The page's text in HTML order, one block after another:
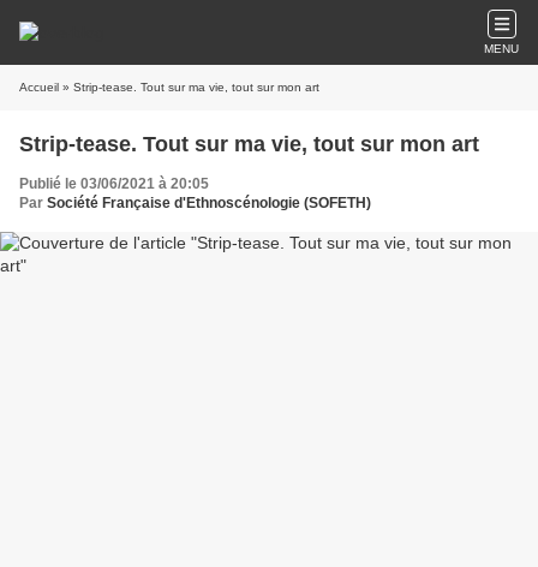
MENU
Accueil » Strip-tease. Tout sur ma vie, tout sur mon art
Strip-tease. Tout sur ma vie, tout sur mon art
Publié le 03/06/2021 à 20:05
Par Société Française d'Ethnoscénologie (SOFETH)